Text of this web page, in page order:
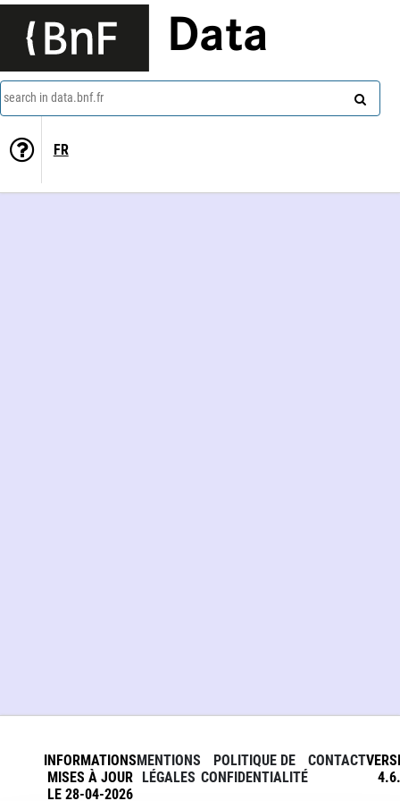
Data
search in data.bnf.fr
FR
INFORMATIONS
MISES À JOUR
LE 28-04-2026
MENTIONS
LÉGALES
POLITIQUE DE
CONFIDENTIALITÉ
CONTACT